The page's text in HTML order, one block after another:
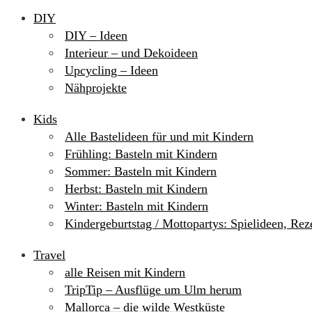
DIY
DIY – Ideen
Interieur – und Dekoideen
Upcycling – Ideen
Nähprojekte
Kids
Alle Bastelideen für und mit Kindern
Frühling: Basteln mit Kindern
Sommer: Basteln mit Kindern
Herbst: Basteln mit Kindern
Winter: Basteln mit Kindern
Kindergeburtstag / Mottopartys: Spielideen,
Travel
alle Reisen mit Kindern
TripTip – Ausflüge um Ulm herum
Mallorca – die wilde Westküste